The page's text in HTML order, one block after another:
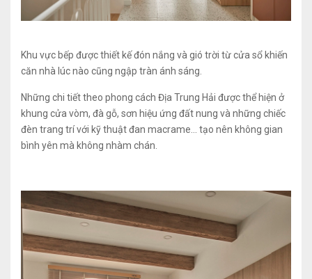
Khu vực bếp được thiết kế đón nắng và gió trời từ cửa sổ khiến
căn nhà lúc nào cũng ngập tràn ánh sáng.
Những chi tiết theo phong cách Địa Trung Hải được thể hiện ở
khung cửa vòm, đà gỗ, sơn hiệu ứng đất nung và những chiếc
đèn trang trí với kỹ thuật đan macrame... tạo nên không gian
bình yên mà không nhàm chán.